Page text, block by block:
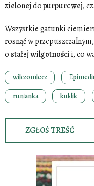
zielonejdopurpurowej,
Wszystkie gatunki
rosnąć w
o stałejwilgotności i, co
wilczomlecz
runianka
kuklik
ZGŁOŚ TREŚĆ